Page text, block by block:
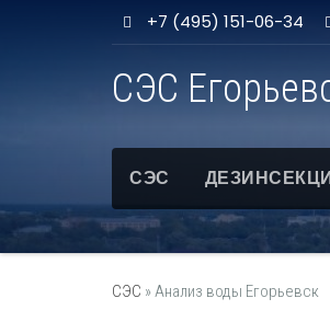
+7 (495) 151-06-34
СЭС
СЭС
СЭС »Анализ воды Егорьевск